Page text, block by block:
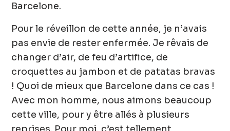
Barcelone.
Pour le réveillon de cette année, je n’avais
pas envie de rester enfermée. Je rêvais de
changer d’air, de feu d’artifice, de
croquettes au jambon et de patatas bravas
! Quoi de mieux que Barcelone dans ce cas !
Avec mon homme, nous aimons beaucoup
cette ville, pour y être allés à plusieurs